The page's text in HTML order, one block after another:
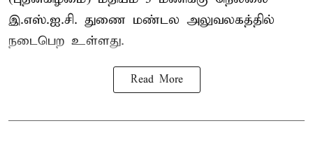
இ.எஸ்.ஐ.சி. துணை மண்டல அலுவலகத்தில்
நடைபெற உள்ளது.
Read More